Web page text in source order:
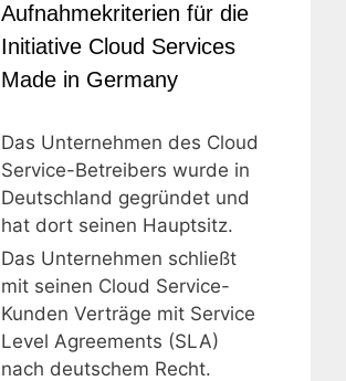
Aufnahmekriterien für die
Initiative Cloud Services
Made in Germany
Das Unternehmen des Cloud
Service-Betreibers wurde in
Deutschland gegründet und
hat dort seinen Hauptsitz.
Das Unternehmen schließt
mit seinen Cloud Service-
Kunden Verträge mit Service
Level Agreements (SLA)
nach deutschem Recht.